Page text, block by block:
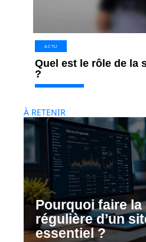
ACTU
Quel est le rôle de la
?
À RETENIR
Pourquoi faire
régulière d’un
essentiel ?